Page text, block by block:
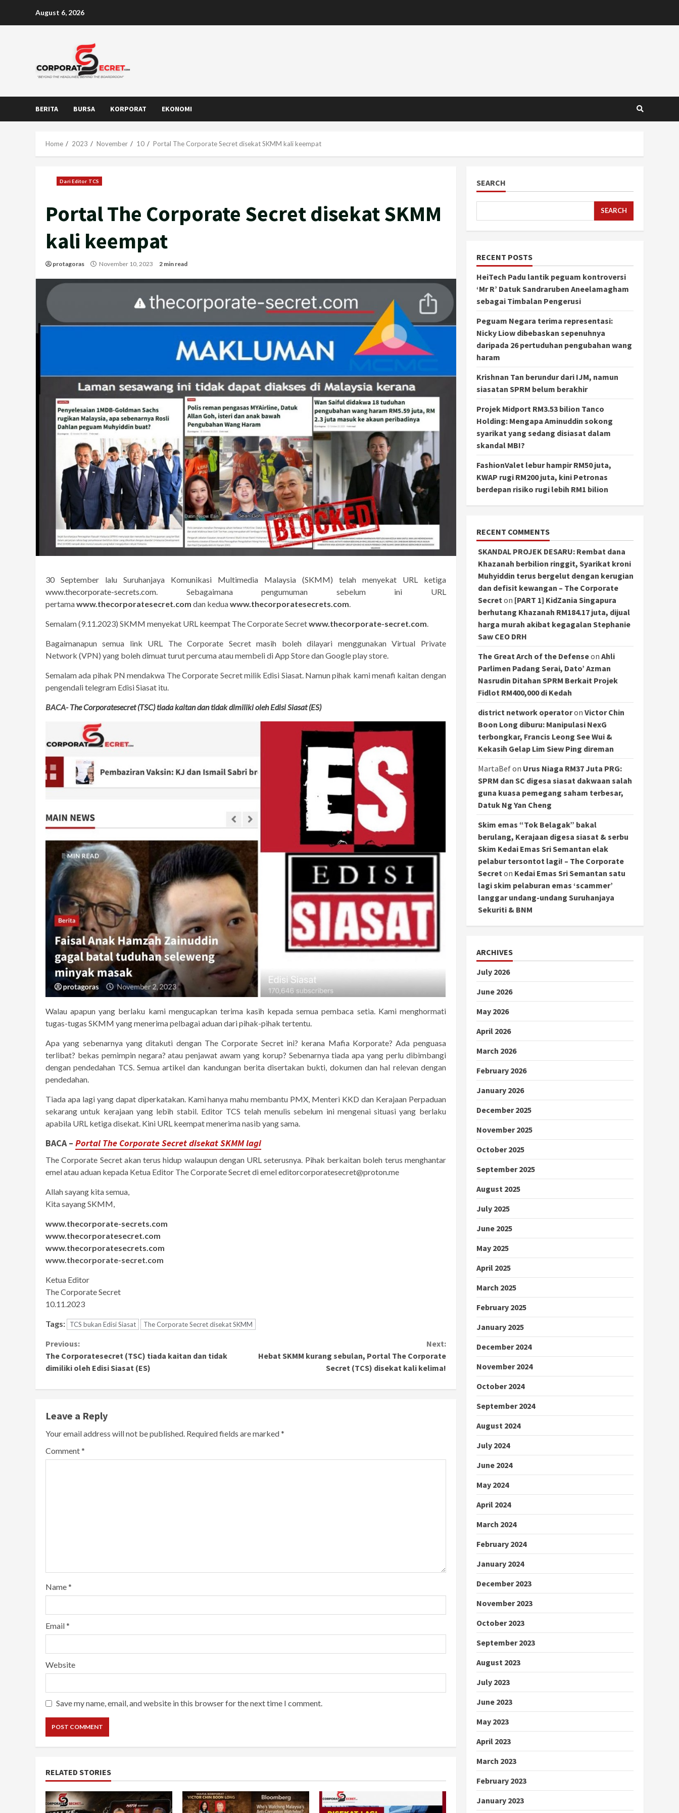
August 6, 2026
BERITA BURSA KORPORAT EKONOMI
Home 2023 November 10 Portal The Corporate Secret disekat SKMM kali keempat
Dari Editor TCS
Portal The Corporate Secret disekat SKMM
kali keempat
protagoras November 10, 2023 2 min read
30 September lalu Suruhanjaya Komunikasi Multimedia Malaysia (SKMM) telah menyekat URL ketiga
www.thecorporate-secrets.com . Sebagaimana pengumuman sebelum ini URL
pertamawww.thecorporatesecret.com dan keduawww.thecorporatesecrets.com
Semalam (9.11.2023) SKMM menyekat URL keempat The Corporate Secretwww.thecorporate-secret.com
Bagaimanapun semua link URL The Corporate Secret masih boleh dilayari menggunakan Virtual Private
Network (VPN) yang boleh dimuat turut percuma atau membeli di App Store dan Google play store.
Semalam ada pihak PN mendakwa The Corporate Secret milik Edisi Siasat. Namun pihak kami menafi kaitan dengan
pengendali telegram Edisi Siasat itu.
BACA-The Corporatesecret (TSC) tiada kaitan dan tidak dimiliki oleh Edisi Siasat (ES)
Walau apapun yang berlaku kami mengucapkan terima kasih kepada semua pembaca setia. Kami menghormati
tugas-tugas SKMM yang menerima pelbagai aduan dari pihak-pihak tertentu.
Apa yang sebenarnya yang ditakuti dengan The Corporate Secret ini? kerana Mafia Korporate? Ada penguasa
terlibat? bekas pemimpin negara? atau penjawat awam yang korup? Sebenarnya tiada apa yang perlu dibimbangi
dengan pendedahan TCS. Semua artikel dan kandungan berita disertakan bukti, dokumen dan hal relevan dengan
pendedahan.
Tiada apa lagi yang dapat diperkatakan. Kami hanya mahu membantu PMX, Menteri KKD dan Kerajaan Perpaduan
sekarang untuk kerajaan yang lebih stabil. Editor TCS telah menulis sebelum ini mengenai situasi yang berlaku
apabila URL ketiga disekat. Kini URL keempat menerima nasib yang sama.
BACA – Portal The Corporate Secret disekat SKMM lagi
The Corporate Secret akan terus hidup walaupun dengan URL seterusnya. Pihak berkaitan boleh terus menghantar
emel atau aduan kepada Ketua Editor The Corporate Secret di emeleditorcorporatesecret@proton.me
Allah sayang kita semua,
Kita sayang SKMM,
www.thecorporate-secrets.com
www.thecorporatesecret.com
www.thecorporatesecrets.com
www.thecorporate-secret.com
Ketua Editor
The Corporate Secret
10.11.2023
Tags: TCS bukan Edisi Siasat The Corporate Secret disekat SKMM
Continue
Reading
Previous:
The Corporatesecret (TSC) tiada kaitan dan tidak
dimiliki oleh Edisi Siasat (ES)
Next:
Hebat SKMM kurang sebulan, Portal The Corporate
Secret (TCS) disekat kali kelima!
Leave a Reply
Your email address will not be published. Required fields are marked*
Comment*
Name*
Email*
Website
Save my name, email, and website in this browser for the next time I comment.
RELATED STORIES
SEARCH
SEARCH
RECENT POSTS
HeiTech Padu lantik peguam kontroversi
‘Mr R’ Datuk Sandraruben Aneelamagham
sebagai Timbalan Pengerusi
Peguam Negara terima representasi:
Nicky Liow dibebaskan sepenuhnya
daripada 26 pertuduhan pengubahan wang
haram
Krishnan Tan berundur dari IJM, namun
siasatan SPRM belum berakhir
Projek Midport RM3.53 bilion Tanco
Holding: Mengapa Aminuddin sokong
syarikat yang sedang disiasat dalam
skandal MBI?
FashionValet lebur hampir RM50 juta,
KWAP rugi RM200 juta, kini Petronas
berdepan risiko rugi lebih RM1 bilion
RECENT COMMENTS
SKANDAL PROJEK DESARU: Rembat dana
Khazanah berbilion ringgit, Syarikat kroni
Muhyiddin terus bergelut dengan kerugian
dan defisit kewangan – The Corporate
Secret on [PART 1] KidZania Singapura
berhutang Khazanah RM184.17 juta, dijual
harga murah akibat kegagalan Stephanie
Saw CEO DRH
The Great Arch of the Defenseon Ahli
Parlimen Padang Serai, Dato’ Azman
Nasrudin Ditahan SPRM Berkait Projek
Fidlot RM400,000 di Kedah
district network operatoron Victor Chin
Boon Long diburu: Manipulasi NexG
terbongkar, Francis Leong See Wui &
Kekasih Gelap Lim Siew Ping direman
MartaBefon Urus Niaga RM37 Juta PRG:
SPRM dan SC digesa siasat dakwaan salah
guna kuasa pemegang saham terbesar,
Datuk Ng Yan Cheng
Skim emas “Tok Belagak” bakal
berulang, Kerajaan digesa siasat & serbu
Skim Kedai Emas Sri Semantan elak
pelabur tersontot lagi! – The Corporate
Secret on Kedai Emas Sri Semantan satu
lagi skim pelaburan emas ‘scammer’
langgar undang-undang Suruhanjaya
Sekuriti & BNM
ARCHIVES
July 2026
June 2026
May 2026
April 2026
March 2026
February 2026
January 2026
December 2025
November 2025
October 2025
September 2025
August 2025
July 2025
June 2025
May 2025
April 2025
March 2025
February 2025
January 2025
December 2024
November 2024
October 2024
September 2024
August 2024
July 2024
June 2024
May 2024
April 2024
March 2024
February 2024
January 2024
December 2023
November 2023
October 2023
September 2023
August 2023
July 2023
June 2023
May 2023
April 2023
March 2023
February 2023
January 2023